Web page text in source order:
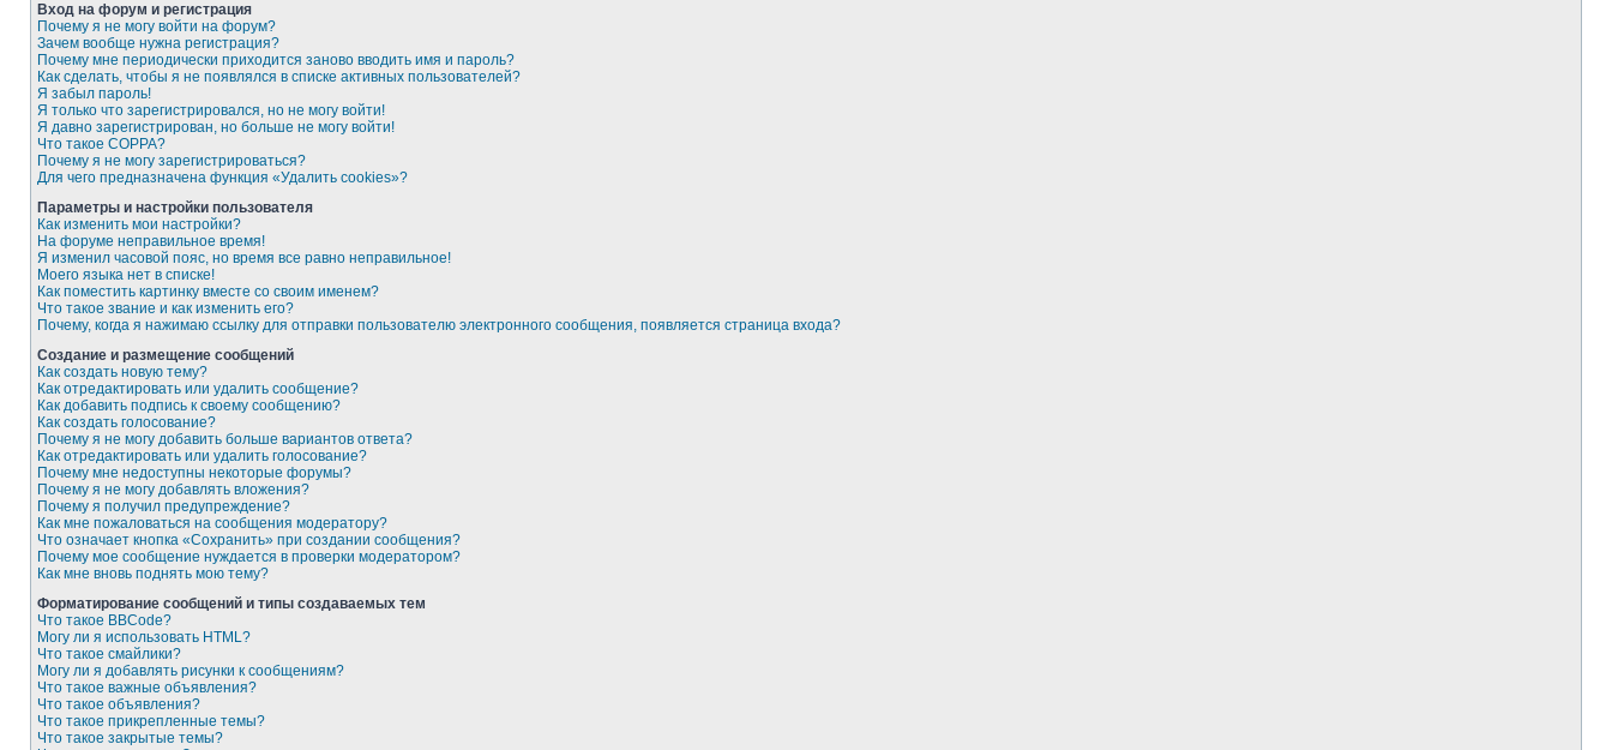
Вход на форум и регистрация
Почему я не могу войти на форум?
Зачем вообще нужна регистрация?
Почему мне периодически приходится заново вводить имя и пароль?
Как сделать, чтобы я не появлялся в списке активных пользователей?
Я забыл пароль!
Я только что зарегистрировался, но не могу войти!
Я давно зарегистрирован, но больше не могу войти!
Что такое COPPA?
Почему я не могу зарегистрироваться?
Для чего предназначена функция «Удалить cookies»?
Параметры и настройки пользователя
Как изменить мои настройки?
На форуме неправильное время!
Я изменил часовой пояс, но время все равно неправильное!
Моего языка нет в списке!
Как поместить картинку вместе со своим именем?
Что такое звание и как изменить его?
Почему, когда я нажимаю ссылку для отправки пользователю электронного сообщения, появляется страница входа?
Создание и размещение сообщений
Как создать новую тему?
Как отредактировать или удалить сообщение?
Как добавить подпись к своему сообщению?
Как создать голосование?
Почему я не могу добавить больше вариантов ответа?
Как отредактировать или удалить голосование?
Почему мне недоступны некоторые форумы?
Почему я не могу добавлять вложения?
Почему я получил предупреждение?
Как мне пожаловаться на сообщения модератору?
Что означает кнопка «Сохранить» при создании сообщения?
Почему мое сообщение нуждается в проверки модератором?
Как мне вновь поднять мою тему?
Форматирование сообщений и типы создаваемых тем
Что такое BBCode?
Могу ли я использовать HTML?
Что такое смайлики?
Могу ли я добавлять рисунки к сообщениям?
Что такое важные объявления?
Что такое объявления?
Что такое прикрепленные темы?
Что такое закрытые темы?